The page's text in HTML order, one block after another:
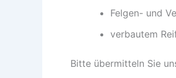
Felgen- und
verbautem
Bitte übermitteln Sie